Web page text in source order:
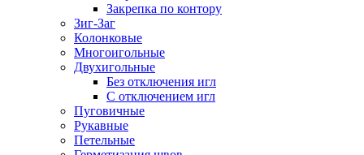
Закрепка по контору
Зиг-Заг
Колонковые
Многоигольные
Двухигольные
Без отключения игл
С отключением игл
Пуговичные
Рукавные
Петельные